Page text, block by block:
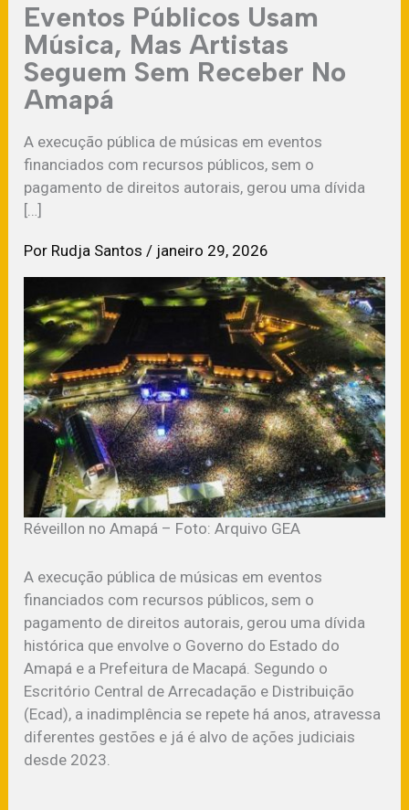
Eventos Públicos Usam
Música, Mas Artistas
Seguem Sem Receber No
Amapá
A execução pública de músicas em eventos
financiados com recursos públicos, sem o
pagamento de direitos autorais, gerou uma dívida
[…]
Por Rudja Santos / janeiro 29, 2026
Réveillon no Amapá – Foto: Arquivo GEA
A execução pública de músicas em eventos
financiados com recursos públicos, sem o
pagamento de direitos autorais, gerou uma dívida
histórica que envolve o Governo do Estado do
Amapá e a Prefeitura de Macapá. Segundo o
Escritório Central de Arrecadação e Distribuição
(Ecad), a inadimplência se repete há anos, atravessa
diferentes gestões e já é alvo de ações judiciais
desde 2023.